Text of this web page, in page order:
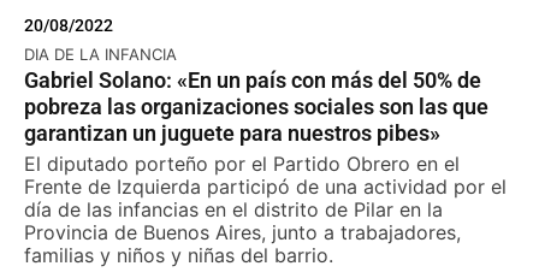
20/08/2022
DIA DE LA INFANCIA
Gabriel Solano: «En un país con más del 50% de
pobreza las organizaciones sociales son las que
garantizan un juguete para nuestros pibes»
El diputado porteño por el Partido Obrero en el
Frente de Izquierda participó de una actividad por el
día de las infancias en el distrito de Pilar en la
Provincia de Buenos Aires, junto a trabajadores,
familias y niños y niñas del barrio.